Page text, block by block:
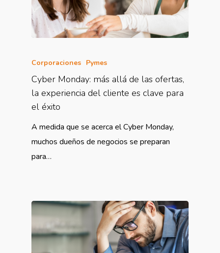
Corporaciones Pymes
Cyber Monday: más allá de las ofertas,
la experiencia del cliente es clave para
el éxito
A medida que se acerca el Cyber Monday,
muchos dueños de negocios se preparan
para…